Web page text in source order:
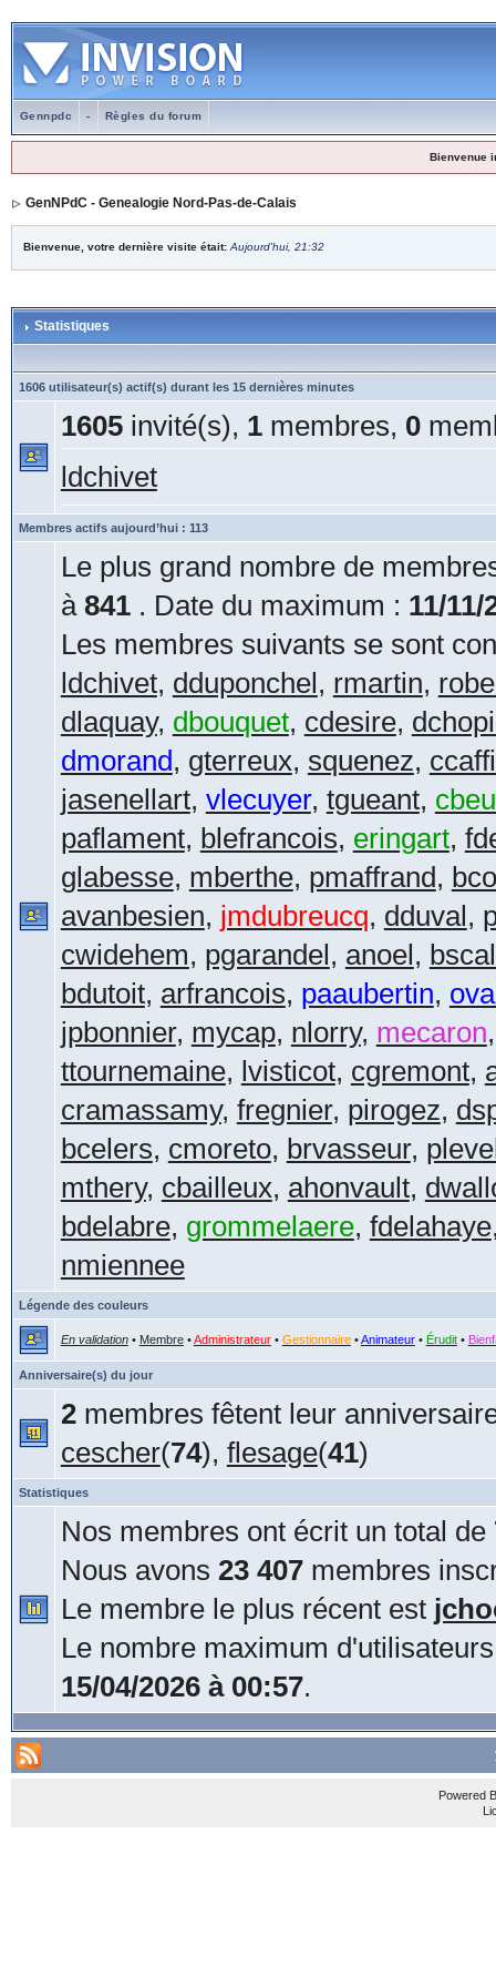
Gennpdc - Règles du forum
Bienvenue
GenNPdC - Genealogie Nord-Pas-de-Calais
Bienvenue, votre dernière visite était: Aujourd'hui, 21:32
Statistiques
1606 utilisateur(s) actif(s) durant les 15 dernières minutes
1605invité(s), 1membres, 0
ldchivet
Membres actifs aujourd’hui : 113
Le plus grand nombre de
à 841. Date du maximum : 11/11/
Les membres suivants se sont
ldchivet, dduponchel, rmartin,
dlaquay, dbouquet, cdesire,
dmorand, gterreux, squenez,
jasenellart, vlecuyer, tgueant,
paflament, blefrancois, eringart,
glabesse, mberthe, pmaffrand,
avanbesien, jmdubreucq, dduval,
cwidehem, pgarandel, anoel,
bdutoit, arfrancois, paaubertin,
jpbonnier, mycap, nlorry, mecaron
ttournemaine, lvisticot, cgremont,
cramassamy, fregnier, pirogez,
bcelers, cmoreto, brvasseur,
mthery, cbailleux, ahonvault,
bdelabre, grommelaere, fdelahaye
nmiennee
Légende des couleurs
En validation• Membre•Administrateur• Gestionnaire•Animateur• Érudit•
Anniversaire(s) du jour
2membres fêtent leur
cescher(74), flesage(41)
Statistiques
Nos membres ont écrit un total de
Nous avons 23 407membres
Le membre le plus récent est
Le nombre maximum
15/04/2026 à 00:57.
Powered